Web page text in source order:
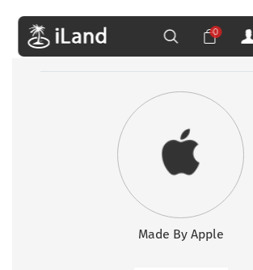
0
Made By Apple